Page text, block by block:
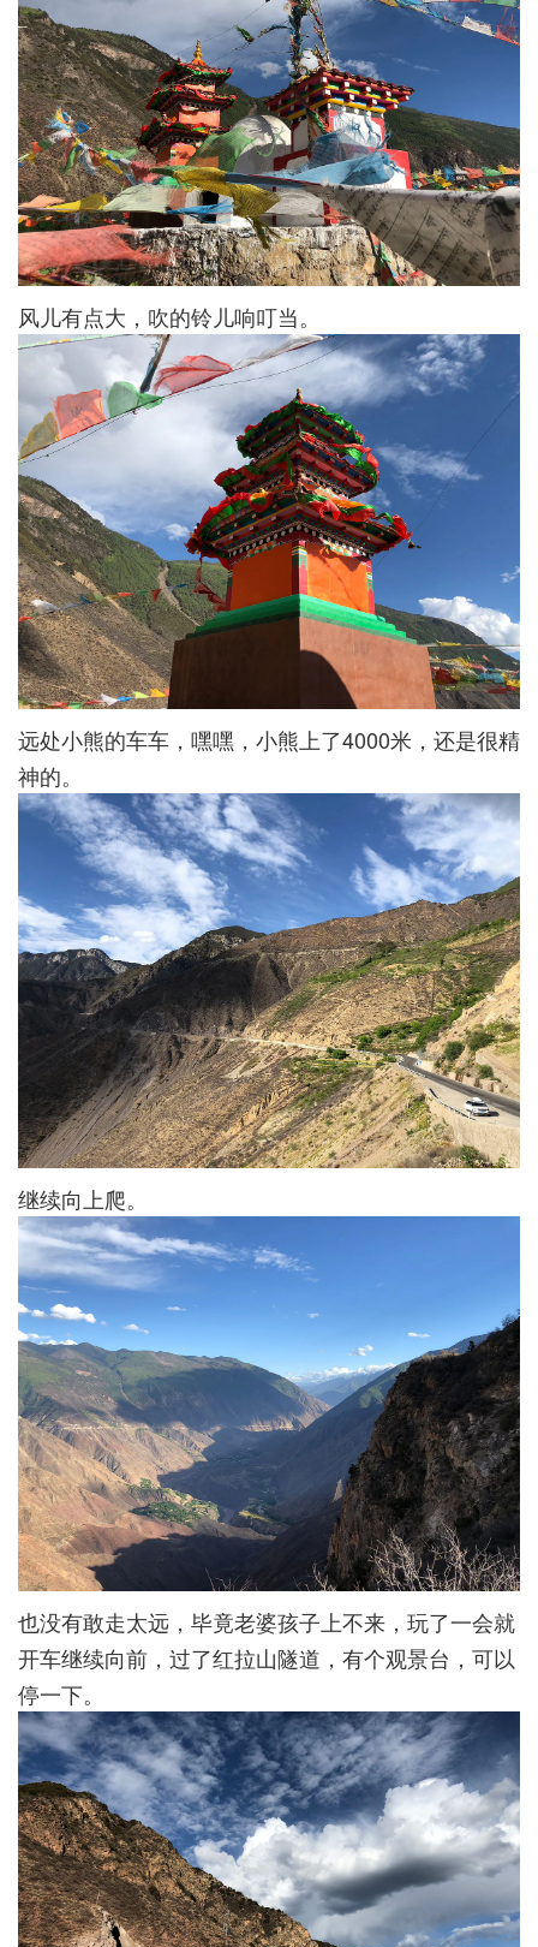
风儿有点大，吹的铃儿响叮当。
远处小熊的车车，嘿嘿，小熊上了4000米，还是很精
神的。
继续向上爬。
也没有敢走太远，毕竟老婆孩子上不来，玩了一会就
开车继续向前，过了红拉山隧道，有个观景台，可以
停一下。